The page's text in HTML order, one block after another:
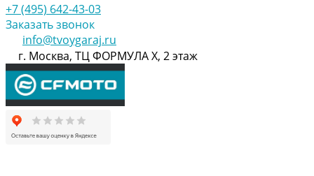
+7 (495) 642-43-03
Заказать звонок
info@tvoygaraj.ru
г. Москва, ТЦ ФОРМУЛА Х, 2 этаж